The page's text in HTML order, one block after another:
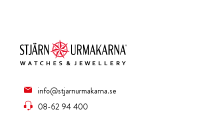
info@stjarnurmakarna.se
08-62 94 400